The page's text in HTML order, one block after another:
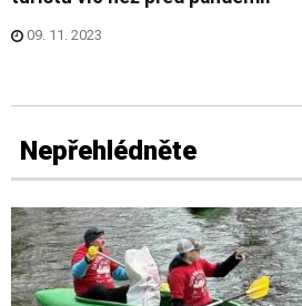
09. 11. 2023
Nepřehlédněte